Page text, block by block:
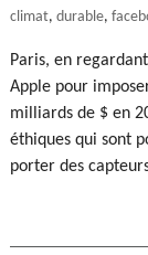
climat durable
Paris, en
Apple pour
milliards de $ en
éthiques qui sont
porter des